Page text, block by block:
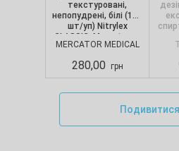
текстуровані,
непопудрені, білі (100
шт/уп) Nitrylex
CLASSIC, Mercator, р.
S
MERCATOR MEDICAL
280,00 грн
Подивитися